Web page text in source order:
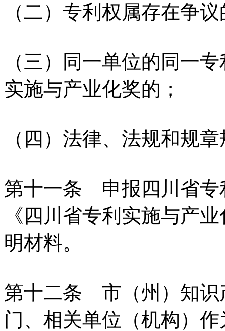
（二）专利权属存在争
（三）同一单位的同一
实施与产业化奖的；
（四）法律、法规和规
第十一条 申报四川省专
《四川省专利实施与产
明材料。
第十二条 市（州）知识
门、相关单位（机构）